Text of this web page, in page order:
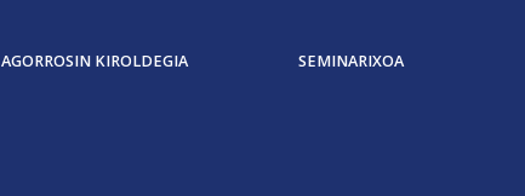
AGORROSIN KIROLDEGIA SEMINARIXOA